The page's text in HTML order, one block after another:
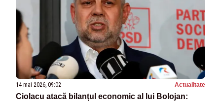
14 mai 2026, 09:02 Actualitate
Ciolacu atacă bilanțul economic al lui Bolojan: